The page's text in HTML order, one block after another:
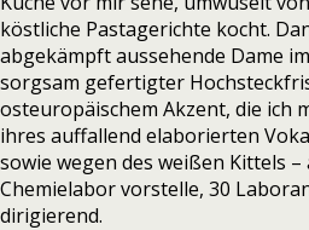
köstliche Pastagerichte kocht.
abgekämpft aussehende Dame
sorgsam gefertigter
osteuropäischem Akzent, die ich
ihres auffallend elaborierten
sowie wegen des weißen Kittels
Chemielabor vorstelle, 30
dirigierend.